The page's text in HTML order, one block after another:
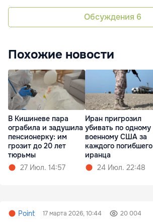
Обсуждения 6
Похожие новости
В Кишиневе пара
ограбила и задушила
пенсионерку: им
грозит до 20 лет
тюрьмы
27 Июл. 14:57
Иран пригрозил
убивать по одному
военному США за
каждого погибшего
иранца
24 Июл. 22:48
Point 17 марта 2026, 10:44 20 004